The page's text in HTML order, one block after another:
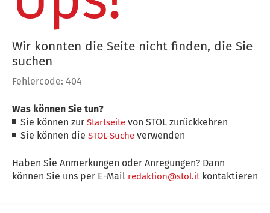
Wir konnten die Seite nicht finden, die Sie
suchen
Fehlercode: 404
Was können Sie tun?
Sie können zurStartseite von STOL zurückkehren
Sie können dieSTOL-Suche verwenden
Haben Sie Anmerkungen oder Anregungen? Dann
können Sie uns per E-Mail redaktion@stol.itkontaktieren